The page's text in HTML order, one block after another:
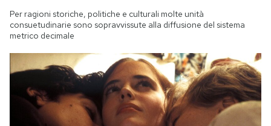
Per ragioni storiche, politiche e culturali molte unità
consuetudinarie sono sopravvissute alla diffusione del sistema
metrico decimale